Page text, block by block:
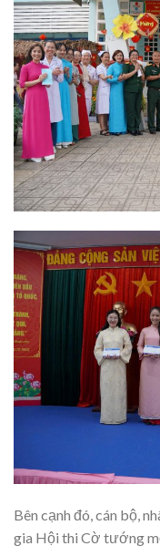
Bên cạnh đó, cán bộ,
gia Hội thi Cờ tướng